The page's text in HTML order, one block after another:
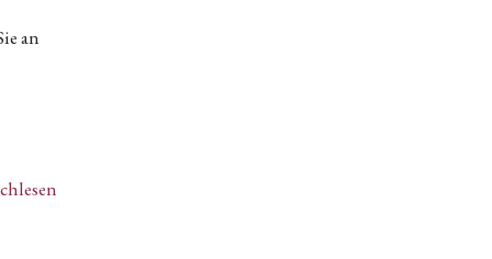
an